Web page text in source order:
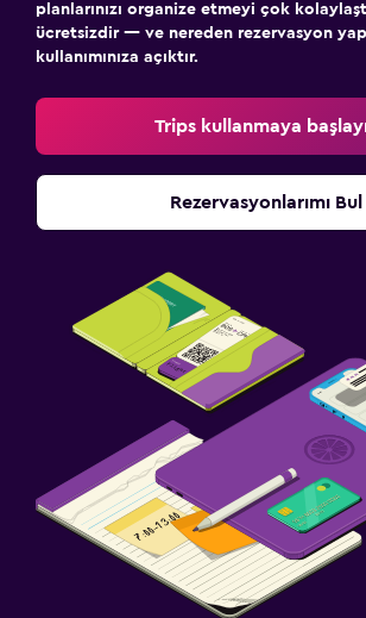
planlarınızı organize etmeyi çok
ücretsizdir — ve nereden rezervasyon
kullanımınıza açıktır.
Trips kullanmaya
Rezervasyonlarımı Bul